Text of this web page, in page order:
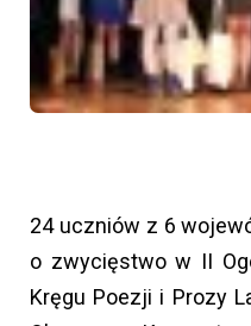
24 uczniów z 6
o zwycięstwo w II
Kręgu Poezji i Prozy